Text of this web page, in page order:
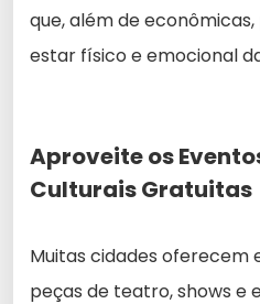
que, além de
estar físico e emocional
Aproveite os
Culturais Gratuitas
Muitas cidades oferecem
peças de teatro, shows e